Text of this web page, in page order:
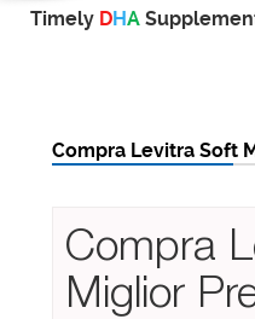
Timely DHA
Compra Levitra Soft
Compra
Miglior